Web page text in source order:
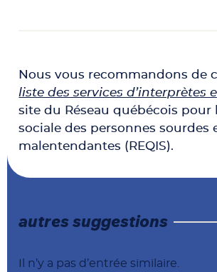
Nous vous recommandons de
liste des services d’interprètes
site du Réseau québécois pour
sociale des personnes sourdes
malentendantes (REQIS).
autres suggestions
Il n’y a pas d’entrée similaire.